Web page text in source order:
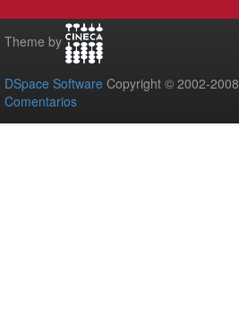
Theme by
DSpace Software Copyright © 2002-2008
Comentarios